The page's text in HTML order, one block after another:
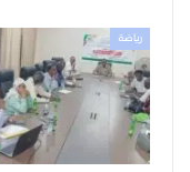
رياضة